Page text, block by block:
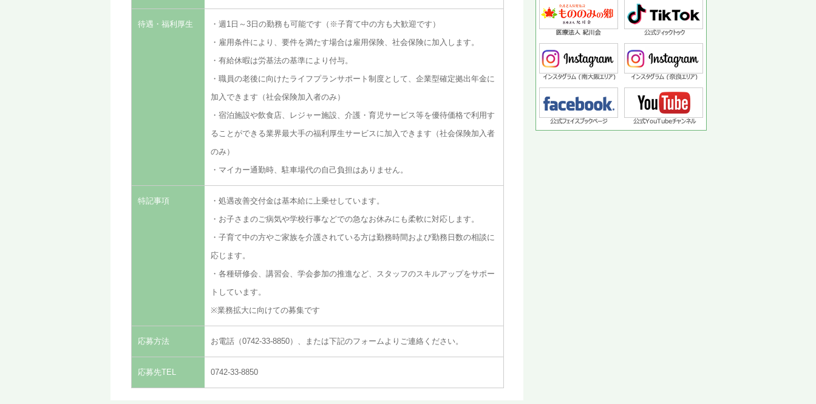
待遇・福利厚生
・週1日～3日の勤務も可能です（※子育て中の方も大歓迎です）
・雇用条件により、要件を満たす場合は雇用保険、社会保険に加入します。
・有給休暇は労基法の基準により付与。
・職員の老後に向けたライフプランサポート制度として、企業型確定拠出年金に
加入できます（社会保険加入者のみ）
・宿泊施設や飲食店、レジャー施設、介護・育児サービス等を優待価格で利用す
ることができる業界最大手の福利厚生サービスに加入できます（社会保険加入者
のみ）
・マイカー通勤時、駐車場代の自己負担はありません。
特記事項
・処遇改善交付金は基本給に上乗せしています。
・お子さまのご病気や学校行事などでの急なお休みにも柔軟に対応します。
・子育て中の方やご家族を介護されている方は勤務時間および勤務日数の相談に
応じます。
・各種研修会、講習会、学会参加の推進など、スタッフのスキルアップをサポー
トしています。
※業務拡大に向けての募集です
応募方法 お電話（0742-33-8850）、または下記のフォームよりご連絡ください。
応募先TEL 0742-33-8850